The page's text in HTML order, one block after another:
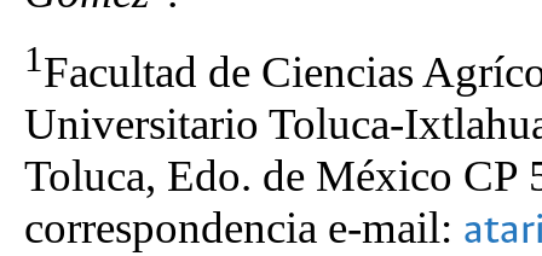
1Facultad de Ciencias
Universitario Toluca-
Toluca, Edo. de México CP
correspondencia e-mail: